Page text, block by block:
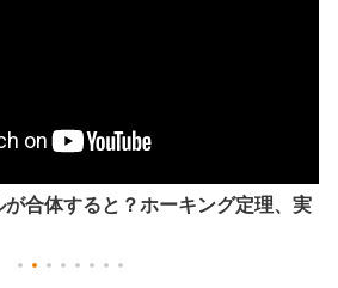
合体すると？ホーキング定理、実